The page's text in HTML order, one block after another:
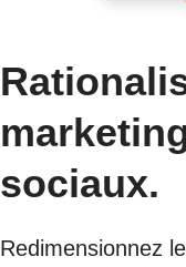
sociaux.
Redimensionnez